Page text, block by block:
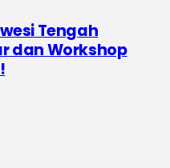
Tengah
dan Workshop